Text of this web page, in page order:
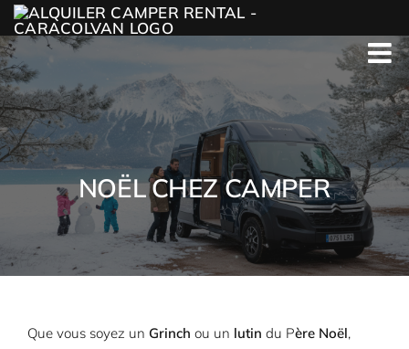
Skip
to
content
NOËL CHEZ CAMPER
Que vous soyez un Grinch ou un lutin du Père Noël,